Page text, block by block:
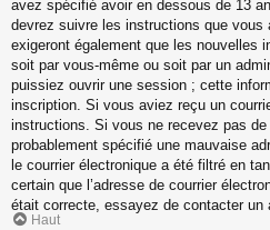
avez spécifié avoir en dessous de 13
devrez suivre les instructions que vous
exigeront également que les nouvelles
soit par vous-même ou soit par un
puissiez ouvrir une session ; cette
inscription. Si vous aviez reçu un
instructions. Si vous ne recevez pas
probablement spécifié une mauvaise
le courrier électronique a été filtré en
certain que l’adresse de courrier
était correcte, essayez de contacter un
Haut